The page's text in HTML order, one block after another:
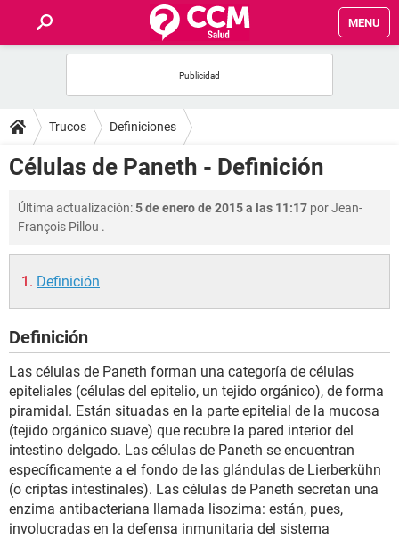
MENU
FOROS
SALUD
FAMILIA
NUTRICIÓN
SEXUALIDAD
GLOSARIO
Trucos Definiciones
Células de Paneth - Definición
Última actualización:5 de enero de 2015 a las 11:17 porJean-
François Pillou .
Definición
Definición
Las células de Paneth forman una categoría de células
epiteliales (células del epitelio, un tejido orgánico), de forma
piramidal. Están situadas en la parte epitelial de la mucosa
(tejido orgánico suave) que recubre la pared interior del
intestino delgado. Las células de Paneth se encuentran
específicamente a el fondo de las glándulas de Lierberkühn
(o criptas intestinales). Las células de Paneth secretan una
enzima antibacteriana llamada lisozima: están, pues,
involucradas en la defensa inmunitaria del sistema